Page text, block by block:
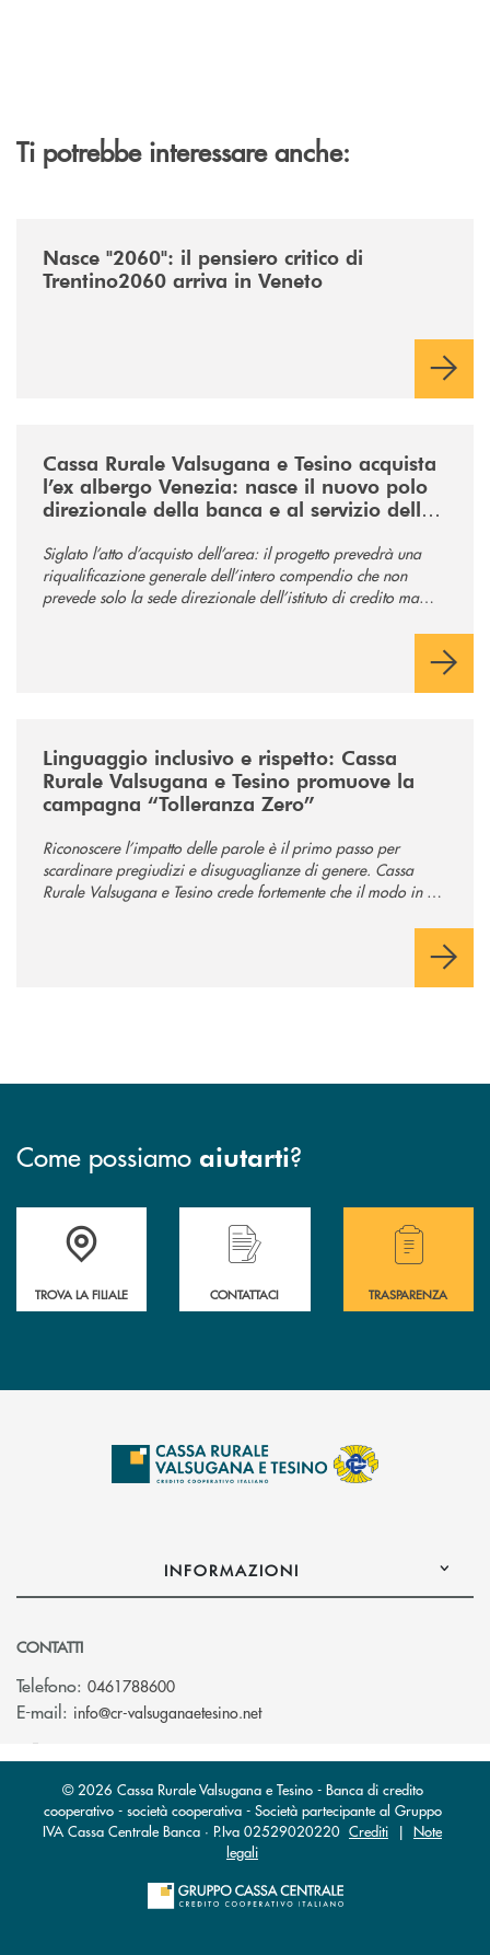
Ti potrebbe interessare anche:
Nasce "2060": il pensiero critico di
Trentino2060 arriva in Veneto
Cassa Rurale Valsugana e Tesino acquista
l’ex albergo Venezia: nasce il nuovo polo
direzionale della banca e al servizio della
Siglato l’atto d’acquisto dell’area: il progetto prevedrà una
riqualificazione generale dell’intero compendio che non
prevede solo la sede direzionale dell’istituto di credito ma
Linguaggio inclusivo e rispetto: Cassa
Rurale Valsugana e Tesino promuove la
campagna “Tolleranza Zero”
Riconoscere l’impatto delle parole è il primo passo per
scardinare pregiudizi e disuguaglianze di genere. Cassa
Rurale Valsugana e Tesino crede fortemente che il modo in cui
Come possiamo aiutarti?
Accedi all' elenco completo delle filiali .
TROVA LA FILIALE
Hai bisogno di assistenza immediata?
CONTATTACI
Hai bisogno di
TRASPARENZA
INFORMAZIONI
CONTATTI
Telefono: 0461788600
E-mail: info@cr-valsuganaetesino.net(si apre l’app di posta
© 2026 Cassa Rurale Valsugana e Tesino - Banca di credito
cooperativo - società cooperativa - Società partecipante al Gruppo
IVA Cassa Centrale Banca · P.Iva 02529020220 Crediti | Note
legali